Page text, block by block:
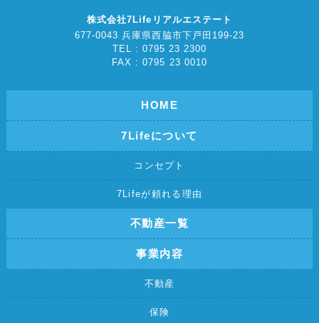
株式会社7Lifeリアルエステート
677-0043 兵庫県西脇市下戸田199-23
TEL : 0795 23 2300
FAX : 0795 23 0010
HOME
7Lifeについて
コンセプト
7Lifeが頼れる理由
不動産一覧
事業内容
不動産
保険